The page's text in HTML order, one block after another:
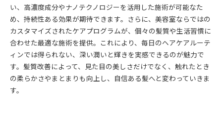
い、高濃度成分やナノテクノロジーを活用した施術が可能なた
め、持続性ある効果が期待できます。さらに、美容室ならではの
カスタマイズされたケアプログラムが、個々の髪質や生活習慣に
合わせた最適な施術を提供。これにより、毎日のヘアケアルーテ
ィンでは得られない、深い潤いと輝きを実感できるのが魅力で
す。髪質改善によって、見た目の美しさだけでなく、触れたとき
の柔らかさやまとまりも向上し、自信ある髪へと変わっていきま
す。